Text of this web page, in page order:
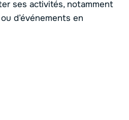
ses activités, notamment
d’événements en